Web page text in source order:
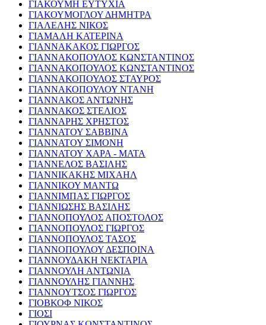
ΓΙΑΚΟΥΜΗ ΕΥΤΥΧΙΑ
ΓΙΑΚΟΥΜΟΓΛΟΥ ΔΗΜΗΤΡΑ
ΓΙΑΛΕΛΗΣ ΝΙΚΟΣ
ΓΙΑΜΑΛΗ ΚΑΤΕΡΙΝΑ
ΓΙΑΝΝΑΚΑΚΟΣ ΓΙΩΡΓΟΣ
ΓΙΑΝΝΑΚΟΠΟΥΛΟΣ ΚΩΝΣΤΑΝΤΙΝΟΣ
ΓΙΑΝΝΑΚΟΠΟΥΛΟΣ ΚΩΝΣΤΑΝΤΙΝΟΣ
ΓΙΑΝΝΑΚΟΠΟΥΛΟΣ ΣΤΑΥΡΟΣ
ΓΙΑΝΝΑΚΟΠΟΥΛΟΥ ΝΤΑΝΗ
ΓΙΑΝΝΑΚΟΣ ΑΝΤΩΝΗΣ
ΓΙΑΝΝΑΚΟΣ ΣΤΕΛΙΟΣ
ΓΙΑΝΝΑΡΗΣ ΧΡΗΣΤΟΣ
ΓΙΑΝΝΑΤΟΥ ΣΑΒΒΙΝΑ
ΓΙΑΝΝΑΤΟΥ ΣΙΜΟΝΗ
ΓΙΑΝΝΑΤΟΥ ΧΑΡΑ - ΜΑΤΑ
ΓΙΑΝΝΕΛΟΣ ΒΑΣΙΛΗΣ
ΓΙΑΝΝΙΚΑΚΗΣ ΜΙΧΑΗΛ
ΓΙΑΝΝΙΚΟΥ ΜΑΝΤΩ
ΓΙΑΝΝΙΜΠΑΣ ΓΙΩΡΓΟΣ
ΓΙΑΝΝΙΩΣΗΣ ΒΑΣΙΛΗΣ
ΓΙΑΝΝΟΠΟΥΛΟΣ ΑΠΟΣΤΟΛΟΣ
ΓΙΑΝΝΟΠΟΥΛΟΣ ΓΙΩΡΓΟΣ
ΓΙΑΝΝΟΠΟΥΛΟΣ ΤΑΣΟΣ
ΓΙΑΝΝΟΠΟΥΛΟΥ ΔΕΣΠΟΙΝΑ
ΓΙΑΝΝΟΥΔΑΚΗ ΝΕΚΤΑΡΙΑ
ΓΙΑΝΝΟΥΛΗ ΑΝΤΩΝΙΑ
ΓΙΑΝΝΟΥΛΗΣ ΓΙΑΝΝΗΣ
ΓΙΑΝΝΟΥΤΣΟΣ ΓΙΩΡΓΟΣ
ΓΙΟΒΚΟΦ ΝΙΚΟΣ
ΓΙΟΣΙ